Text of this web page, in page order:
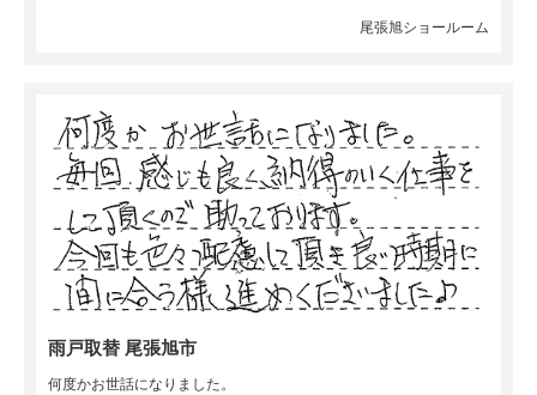
尾張旭ショールーム
雨戸取替 尾張旭市
何度かお世話になりました。